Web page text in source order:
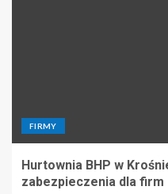
FIRMY
Hurtownia BHP w
zabezpieczenia dla firm